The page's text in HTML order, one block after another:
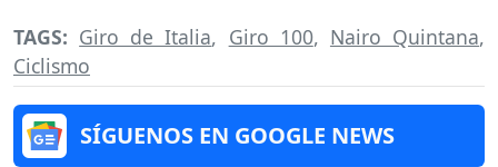
TAGS: Giro de Italia, Giro 100, Nairo Quintana,
Ciclismo
SÍGUENOS EN GOOGLE NEWS